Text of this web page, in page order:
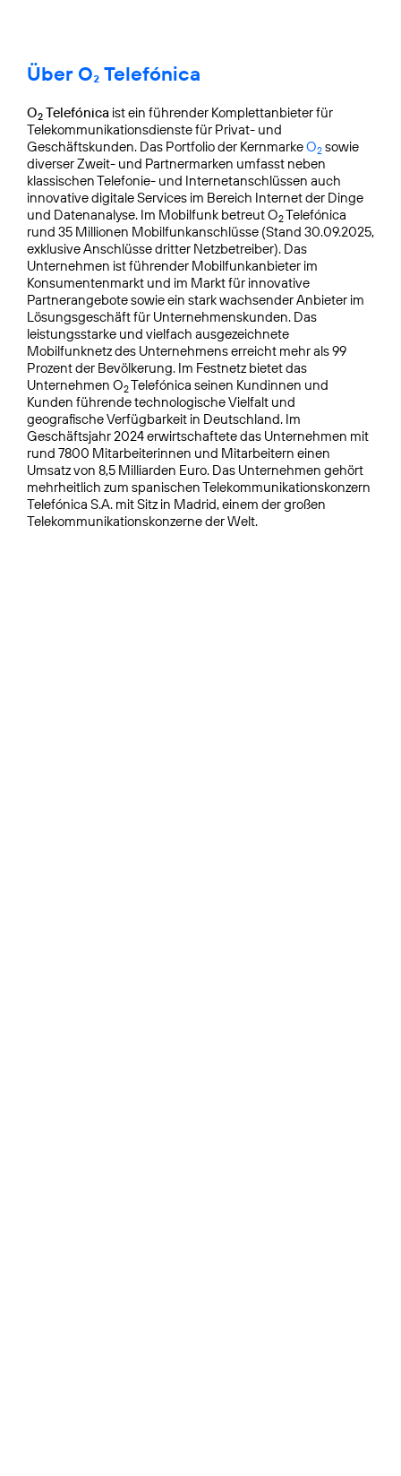
Über O₂ Telefónica
O2 Telefónica ist ein führender Komplettanbieter für
Telekommunikationsdienste für Privat- und
Geschäftskunden. Das Portfolio der KernmarkeO2 sowie
diverser Zweit- und Partnermarken umfasst neben
klassischen Telefonie- und Internetanschlüssen auch
innovative digitale Services im Bereich Internet der Dinge
und Datenanalyse. Im Mobilfunk betreut O2Telefónica
rund 35 Millionen Mobilfunkanschlüsse (Stand 30.09.2025,
exklusive Anschlüsse dritter Netzbetreiber). Das
Unternehmen ist führender Mobilfunkanbieter im
Konsumentenmarkt und im Markt für innovative
Partnerangebote sowie ein stark wachsender Anbieter im
Lösungsgeschäft für Unternehmenskunden. Das
leistungsstarke und vielfach ausgezeichnete
Mobilfunknetz des Unternehmens erreicht mehr als 99
Prozent der Bevölkerung. Im Festnetz bietet das
Unternehmen O2Telefónica seinen Kundinnen und
Kunden führende technologische Vielfalt und
geografische Verfügbarkeit in Deutschland. Im
Geschäftsjahr 2024 erwirtschaftete das Unternehmen mit
rund 7800 Mitarbeiterinnen und Mitarbeitern einen
Umsatz von 8,5 Milliarden Euro. Das Unternehmen gehört
mehrheitlich zum spanischen Telekommunikationskonzern
Telefónica S.A. mit Sitz in Madrid, einem der großen
Telekommunikationskonzerne der Welt.